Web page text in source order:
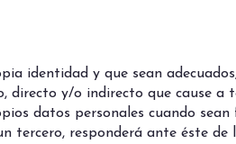
identidad y que sean
directo y/o indirecto que cause a
datos personales cuando
tercero, responderá ante éste